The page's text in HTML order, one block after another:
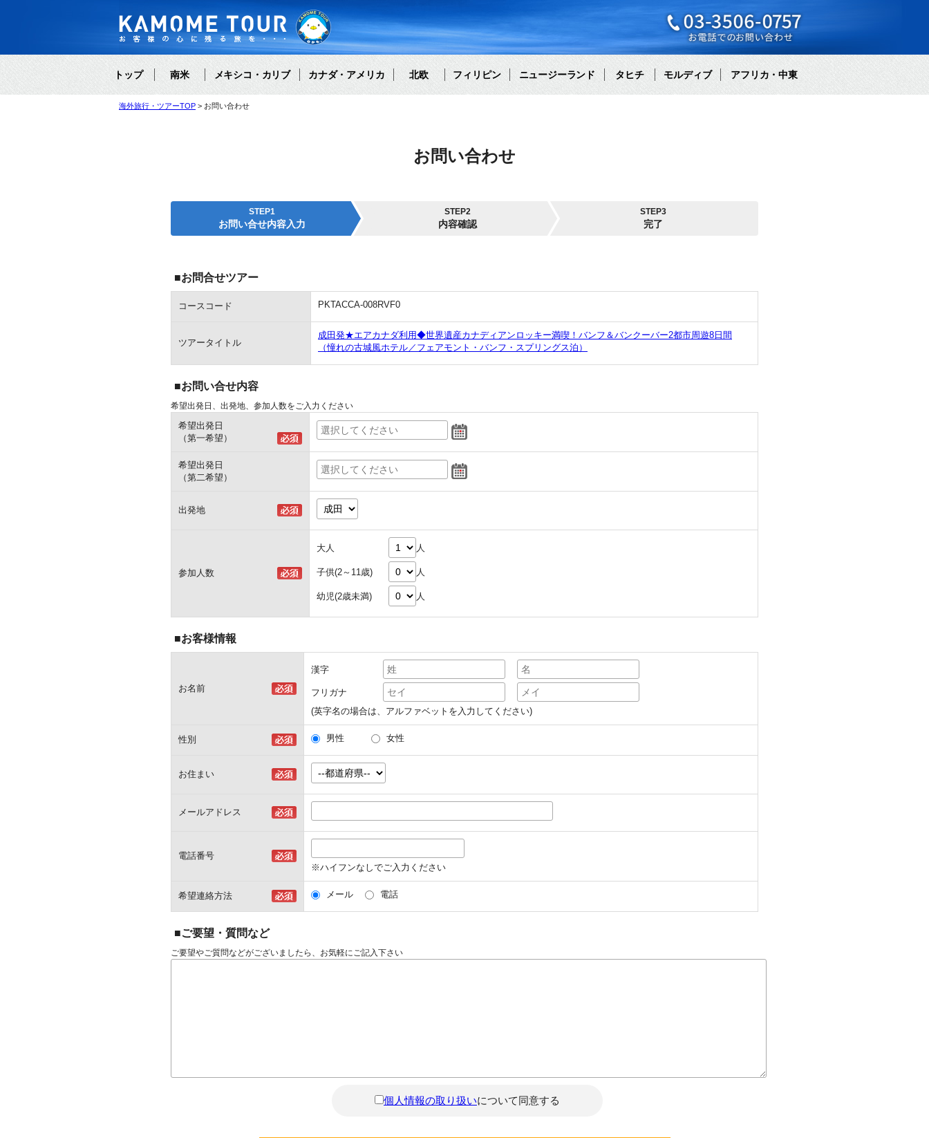
トップ 南米 メキシコ・カリブ カナダ・アメリカ 北欧 フィリピン ニュージーランド タヒチ モルディブ アフリカ・中東
海外旅行・ツアーTOP お問い合わせ
お問い合わせ
STEP1
お問い合せ内容入力
STEP2
内容確認
STEP3
完了
■お問合せツアー
コースコード PKTACCA-008RVF0
ツアータイトル
成田発★エアカナダ利用◆世界遺産カナディアンロッキー満喫！バンフ＆バンクーバー2都市周遊8日間
（憧れの古城風ホテル／フェアモント・バンフ・スプリングス泊）
■お問い合せ内容
希望出発日、出発地、参加人数をご入力ください
希望出発日
（第一希望）
希望出発日
（第二希望）
出発地
参加人数
大人 人
子供(2～11歳) 人
幼児(2歳未満) 人
■お客様情報
お名前
漢字
フリガナ
(英字名の場合は、アルファベットを入力してください)
性別 男性 女性
お住まい
メールアドレス
電話番号
※ハイフンなしでご入力ください
希望連絡方法 メール 電話
■ご要望・質問など
ご要望やご質問などがございましたら、お気軽にご記入下さい
個人情報の取り扱いについて同意する